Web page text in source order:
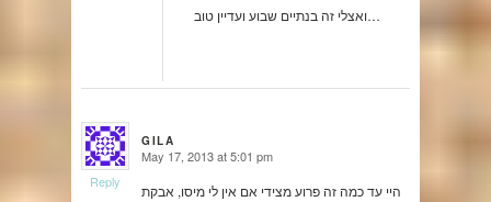
ואצלי זה בנתיים שבוע ועדיין טוב…
GILA
says: May 17, 2013 at 5:01 pm
היי עד כמה זה פרוע מצידי אם אין לי מיסו, אבקת
Reply